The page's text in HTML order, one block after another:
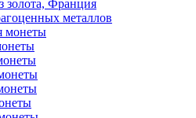
золота, Франция
металлов
монеты